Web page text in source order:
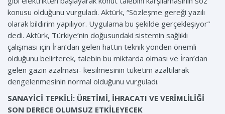
konusu olduğunu vurguladı. Aktürk, “Sözleşme gereği yazılı
olarak bildirim yapılıyor. Uygulama bu şekilde gerçekleşiyor”
dedi. Aktürk, Türkiye’nin doğusundaki sistemin sağlıklı
çalışması için İran’dan gelen hattın teknik yönden önemli
olduğunu belirterek, talebin bu miktarda olması ve İran’dan
gelen gazın azalması- kesilmesinin tüketim azaltılarak
dengelenmesinin normal olduğunu vurguladı.
SANAYİCİ TEPKİLİ: ÜRETİMİ, İHRACATI VE VERİMLİLİĞİ
SON DERECE OLUMSUZ ETKİLEYECEK